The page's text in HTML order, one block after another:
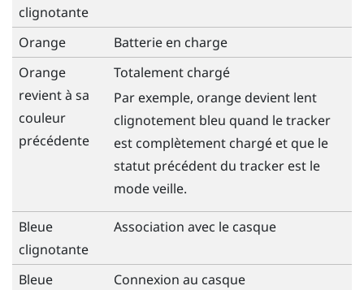
clignotante
Orange
Batterie en charge
Orange
revient à sa
couleur
précédente
Totalement chargé
Par exemple, orange devient lent
clignotement bleu quand le tracker
est complètement chargé et que le
statut précédent du tracker est le
mode veille.
Bleue
clignotante
Association avec le casque
Bleue
Connexion au casque